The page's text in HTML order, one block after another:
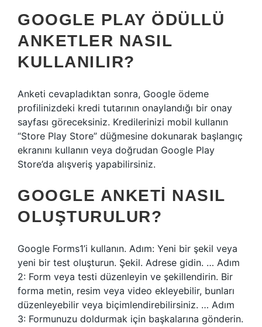
GOOGLE PLAY ÖDÜLLÜ
ANKETLER NASIL
KULLANILIR?
Anketi cevapladıktan sonra, Google ödeme
profilinizdeki kredi tutarının onaylandığı bir onay
sayfası göreceksiniz. Kredilerinizi mobil kullanın
“Store Play Store” düğmesine dokunarak başlangıç
​​ekranını kullanın veya doğrudan Google Play
Store’da alışveriş yapabilirsiniz.
GOOGLE ANKETI NASIL
OLUŞTURULUR?
Google Forms1’i kullanın. Adım: Yeni bir şekil veya
yeni bir test oluşturun. Şekil. Adrese gidin. … Adım
2: Form veya testi düzenleyin ve şekillendirin. Bir
forma metin, resim veya video ekleyebilir, bunları
düzenleyebilir veya biçimlendirebilirsiniz. … Adım
3: Formunuzu doldurmak için başkalarına gönderin.